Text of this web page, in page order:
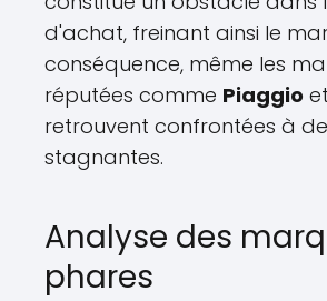
d'achat, freinant ainsi le
conséquence, même les
réputées comme Piaggio et
retrouvent confrontées à
stagnantes.
Analyse des
phares